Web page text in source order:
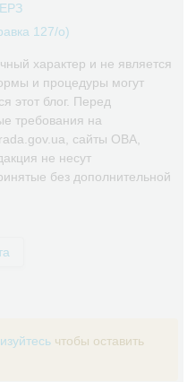
127/о)
характер и не является
и процедуры могут
этот блог. Перед
требования на
сайты ОВА,
не несут
без дополнительной
чтобы оставить